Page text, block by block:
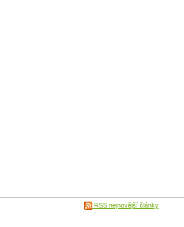
RSS nejnovější články